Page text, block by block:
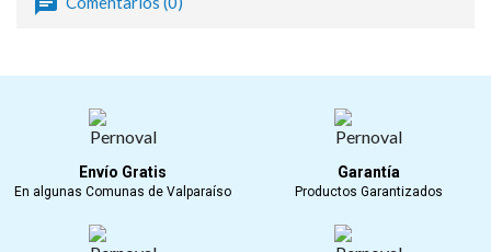
Envío Gratis
En algunas Comunas de Valparaíso
Garantía
Productos Garantizados